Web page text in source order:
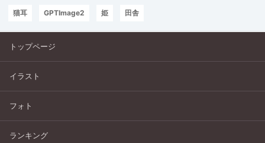
猫耳 GPTImage2 姫 田舎
トップページ
イラスト
フォト
ランキング